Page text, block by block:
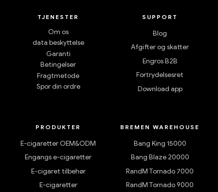
TJENESTER
Om os
data beskyttelse
Garanti
Betingelser
Fragtmetode
Spor din ordre
SUPPORT
Blog
Afgifter og skatter
Engros B2B
Fortrydelsesret
Download app
PRODUKTER
E-cigaretter OEM&ODM
Engangs e-cigaretter
E-cigaret tilbehør
E-cigaretter
BREMEN WAREHOUSE
Bang King 15000
Bang Blaze 20000
RandM Tornado 7000
RandM Tornado 9000